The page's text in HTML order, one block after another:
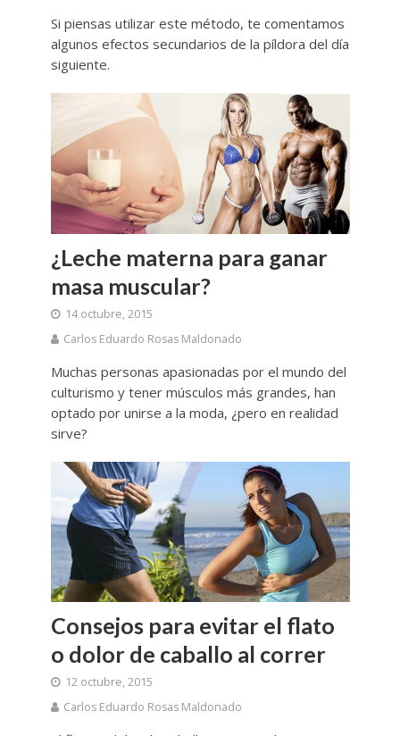
Si piensas utilizar este método, te comentamos
algunos efectos secundarios de la píldora del día
siguiente.
¿Leche materna para ganar
masa muscular?
14 octubre, 2015
Carlos Eduardo Rosas Maldonado
Muchas personas apasionadas por el mundo del
culturismo y tener músculos más grandes, han
optado por unirse a la moda, ¿pero en realidad
sirve?
Consejos para evitar el flato
o dolor de caballo al correr
12 octubre, 2015
Carlos Eduardo Rosas Maldonado